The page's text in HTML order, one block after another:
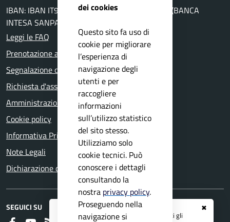
✖
Registrati ai serviziAPP IO
e ricevi tutti gli
IBAN: IBAN IT94K0306954560100000046010 (BANCA
INTESA SANPAOLO AG. DI GAVARDO)
Leggi le FAQ
Prenotazione appuntamento
Segnalazione disservizio
Richiesta d'assistenza
Amministrazione trasparente
Cookie policy
Informativa Privacy
Note Legali
Dichiarazione di accessibilità
SEGUICI SU
dei cookies
Questo sito fa uso di
cookie per migliorare
l’esperienza di
navigazione degli
utenti e per
raccogliere
informazioni
sull’utilizzo statistico
del sito stesso.
Utilizziamo solo
cookie tecnici. Può
conoscere i dettagli
consultando la
nostra privacy policy.
Proseguendo nella
navigazione si